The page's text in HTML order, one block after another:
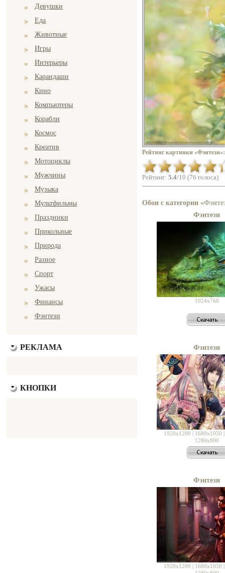
Девушки
Еда
Животные
Игры
Интерьеры
Карандаши
Кино
Компьютеры
Корабли
Космос
Креатив
Мотоциклы
Мужчины
Музыка
Мультфильмы
Праздники
Прикольные
Природа
Разное
Спорт
Ужасы
Финансы
Фэнтези
РЕКЛАМА
КНОПКИ
Рейтинг картинки «Фэнтези»:
Рейтинг: 5.4/10 (76 голоса)
Обои с категории «
Фэнтези
1024x768
Фэнтези
1920x1200 | 1680x1050
1280x800
Фэнтези
1920x1200 | 1680x1050